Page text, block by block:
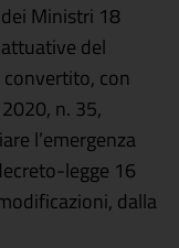
Ministri 18
del
con
n. 35,
l’emergenza
legge 16
dalla